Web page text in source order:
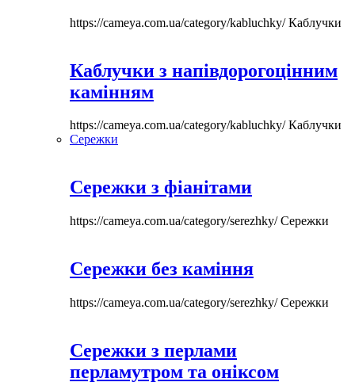
https://cameya.com.ua/category/kabluchky/Каблучки
Каблучки з напівдорогоцінним
камінням
https://cameya.com.ua/category/kabluchky/Каблучки
Сережки
Сережки з фіанітами
https://cameya.com.ua/category/serezhky/Сережки
Сережки без каміння
https://cameya.com.ua/category/serezhky/Сережки
Сережки з перлами
перламутром та оніксом